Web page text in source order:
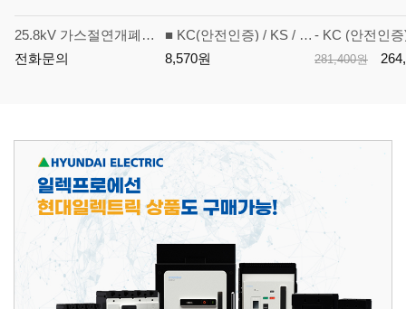
25.8kV 가스절연개폐기(GIS, Gas Insulated Switchgear)의 현장제어반 (LCP, Local Control Panel) 기능을 고속 PLC(Programmable Logic Controller) 화하여 전력용 반도체 소자와 밀폐형 릴레이를 결합한 Hybrid형으로 기존의 가스절연개폐장치에 사용되는 보조 계전기의 단점을 개선한 Kit형 제품.
판
전화문의
■ KC(안전인증) / KS / 고효율 / 친환경 인증제품 ■ 입체적인 방열 시스템 적용 및 내구성이 우수한 구조
판
8,570원
시
281,400원
판